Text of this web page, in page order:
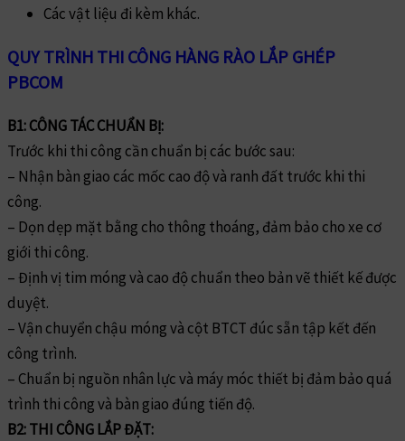
Các vật liệu đi kèm khác.
QUY TRÌNH THI CÔNG HÀNG RÀO LẮP GHÉP
PBCOM
B1: CÔNG TÁC CHUẨN BỊ:
Trước khi thi công cần chuẩn bị các bước sau:
– Nhận bàn giao các mốc cao độ và ranh đất trước khi thi
công.
– Dọn dẹp mặt bằng cho thông thoáng, đảm bảo cho xe cơ
giới thi công.
– Định vị tim móng và cao độ chuẩn theo bản vẽ thiết kế được
duyệt.
– Vận chuyển chậu móng và cột BTCT đúc sẵn tập kết đến
công trình.
– Chuẩn bị nguồn nhân lực và máy móc thiết bị đảm bảo quá
trình thi công và bàn giao đúng tiến độ.
B2: THI CÔNG LẮP ĐẶT: